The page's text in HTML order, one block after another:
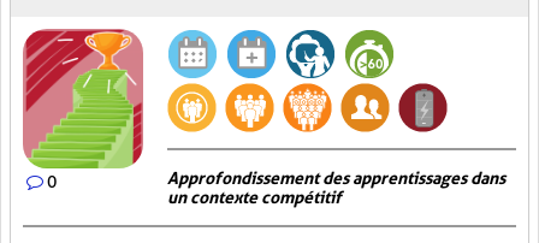
0
Approfondissement des apprentissages dans
un contexte compétitif